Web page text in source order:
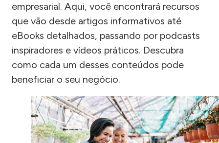
empresarial. Aqui, você encontrará recursos
que vão desde artigos informativos até
eBooks detalhados, passando por podcasts
inspiradores e vídeos práticos. Descubra
como cada um desses conteúdos pode
beneficiar o seu negócio.